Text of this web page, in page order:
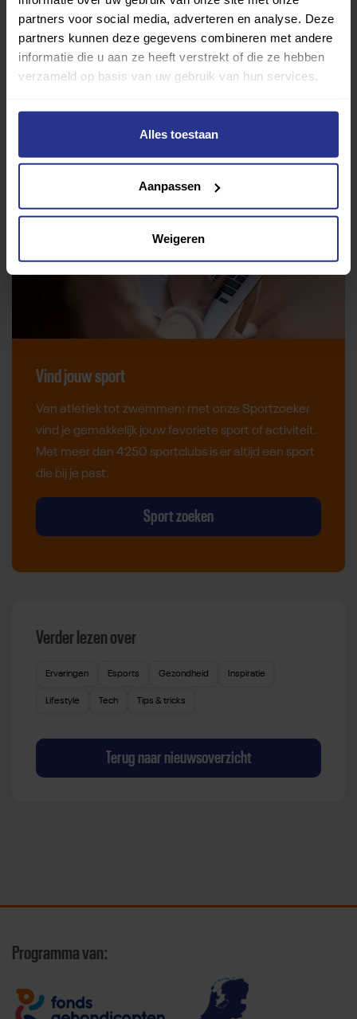
partners voor social media, adverteren en analyse. Deze
partners kunnen deze gegevens combineren met andere
informatie die u aan ze heeft verstrekt of die ze hebben
verzameld op basis van uw gebruik van hun services.
Alles toestaan
Aanpassen
Weigeren
Deel op Facebook
Deel op LinkedinDeel op Whatsapp
Mail link Kopieer link
Vind jouw sport
Van atletiek tot zwemmen: met onze Sportzoeker
vind je gemakkelijk jouw favoriete sport of activiteit.
Met meer dan 4250 sportclubs is er altijd een sport
die bij je past.
Sport zoeken
Verder lezen over
Ervaringen Esports Gezondheid Inspiratie
Lifestyle Tech Tips & tricks
Terug naar nieuwsoverzicht
Programma van: